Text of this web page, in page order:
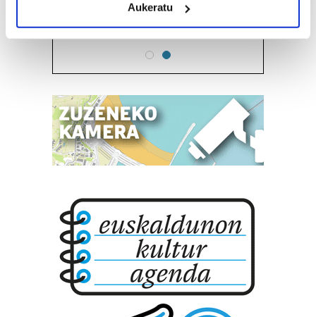
Identify your device by actively scanning it for
specific characteristics (fingerprinting)
and set your preferences in the
Guk eta gure bazkideek zure datu pertsonalak
prozesatzen ditugu, zure IP zenbakia, besteak beste,
teknologia erabiliz, cookieak adibidez, iragarki eta eduki
pertsonalizatuak eskaintzeko, iragarkiak eta edukia
neurtzeko, jendeari buruzko informazioa biltzeko eta
erabiltzen dituen hauta dezakezu.
Bazkide batzuek ez dizute baimenik eskatzen, eta beren
interes komertzial legitimoetan babesten dira. Ikusi gure
bazkideen zerrenda, beren ustez zein helburutarako
duten interes legitimoa eta horren aurka nola egin
dezakezun ikusteko.
Aukeratu
Irun